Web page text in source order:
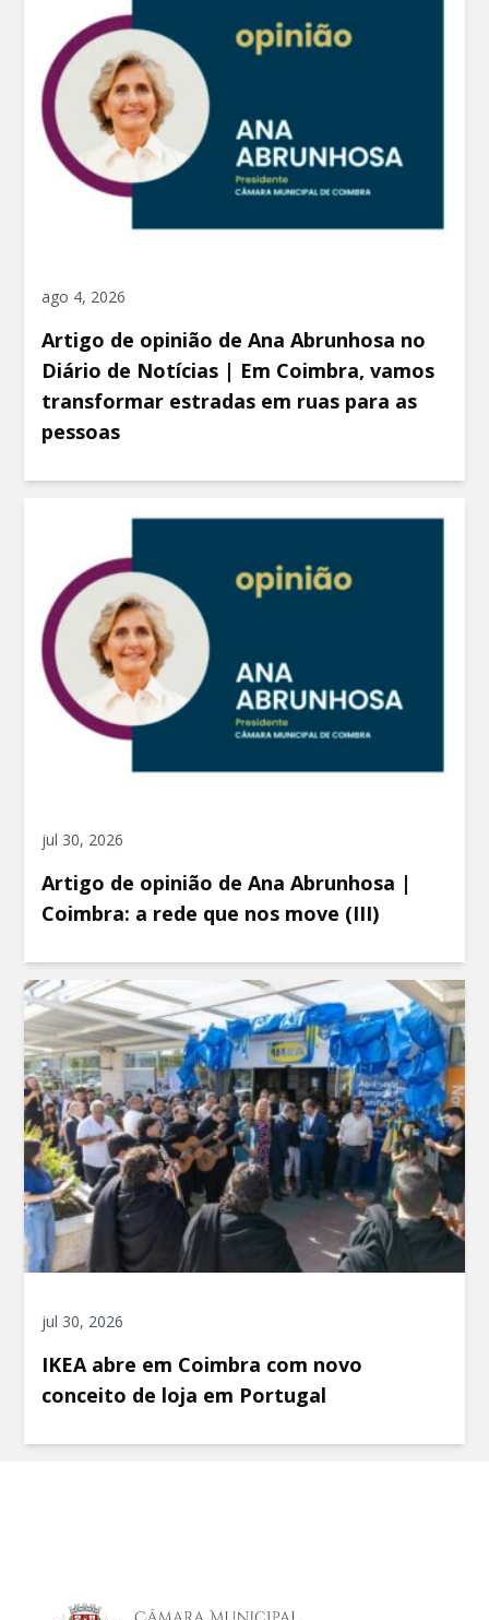
ago 4, 2026
Artigo de opinião de Ana Abrunhosa no
Diário de Notícias | Em Coimbra, vamos
transformar estradas em ruas para as
pessoas
jul 30, 2026
Artigo de opinião de Ana Abrunhosa |
Coimbra: a rede que nos move (III)
jul 30, 2026
IKEA abre em Coimbra com novo
conceito de loja em Portugal